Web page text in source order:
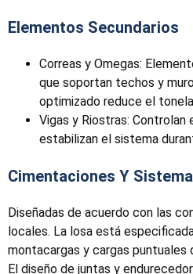
Elementos Secundarios
Correas y Omegas:
que soportan techos y
optimizado reduce el
Vigas y Riostras:
estabilizan el sistema
Cimentaciones Y
Diseñadas de acuerdo con las
locales. La losa está
montacargas y cargas puntuales
El diseño de juntas y